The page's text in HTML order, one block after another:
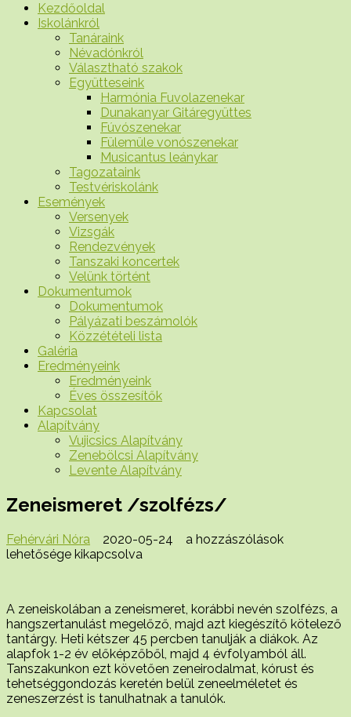
Kezdőoldal
Iskolánkról
Tanáraink
Névadónkról
Választható szakok
Együtteseink
Harmónia Fuvolazenekar
Dunakanyar Gitáregyüttes
Fúvószenekar
Fülemüle vonószenekar
Musicantus leánykar
Tagozataink
Testvériskolánk
Események
Versenyek
Vizsgák
Rendezvények
Tanszaki koncertek
Velünk történt
Dokumentumok
Dokumentumok
Pályázati beszámolók
Közzétételi lista
Galéria
Eredményeink
Eredményeink
Éves összesítők
Kapcsolat
Alapítvány
Vujicsics Alapítvány
Zenebölcsi Alapítvány
Levente Alapítvány
Zeneismeret /szolfézs/
Fehérvári Nóra 2020-05-24
Zeneismeret
a hozzászólások
lehetősége kikapcsolva
A zeneiskolában a zeneismeret, korábbi nevén szolfézs, a
hangszertanulást megelőző, majd azt kiegészítő kötelező
tantárgy. Heti kétszer 45 percben tanulják a diákok. Az
alapfok 1-2 év előképzőből, majd 4 évfolyamból áll.
Tanszakunkon ezt követően zeneirodalmat, kórust és
tehetséggondozás keretén belül zeneelméletet és
zeneszerzést is tanulhatnak a tanulók.